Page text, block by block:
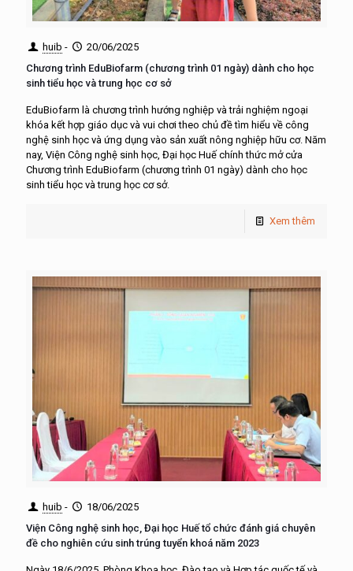
huib -
20/06/2025
Chương trình EduBiofarm (chương trình 01 ngày) dành cho học
sinh tiểu học và trung học cơ sở
EduBiofarm là chương trình hướng nghiệp và trải nghiệm ngoại
khóa kết hợp giáo dục và vui chơi theo chủ đề tìm hiểu về công
nghệ sinh học và ứng dụng vào sản xuất nông nghiệp hữu cơ. Năm
nay, Viện Công nghệ sinh học, Đại học Huế chính thức mở cửa
Chương trình EduBiofarm (chương trình 01 ngày) dành cho học
sinh tiểu học và trung học cơ sở.
Xem thêm
huib -
18/06/2025
Viện Công nghệ sinh học, Đại học Huế tổ chức đánh giá chuyên
đề cho nghiên cứu sinh trúng tuyển khoá năm 2023